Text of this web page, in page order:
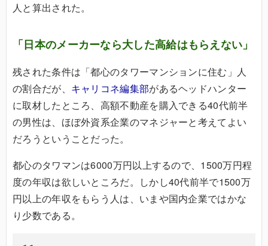
人と算出された。
「日本のメーカーなら大した高給はもらえない」
残された条件は「都心のタワーマンションに住む」人
の割合だが、 キャリコネ編集部があるヘッドハンター
に取材したところ、高額不動産を購入できる40代前半
の男性は、ほぼ外資系企業のマネジャーと考えてよい
だろうということだった。
都心のタワマンは6000万円以上するので、1500万円程
度の年収は欲しいところだ。しかし40代前半で1500万
円以上の年収をもらう人は、いまや国内企業ではかな
り少数である。